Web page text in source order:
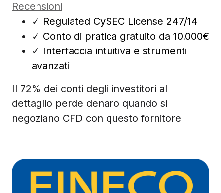
Recensioni
✓ Regulated CySEC License 247/14
✓ Conto di pratica gratuito da 10.000€
✓ Interfaccia intuitiva e strumenti
avanzati
Il 72% dei conti degli investitori al
dettaglio perde denaro quando si
negoziano CFD con questo fornitore